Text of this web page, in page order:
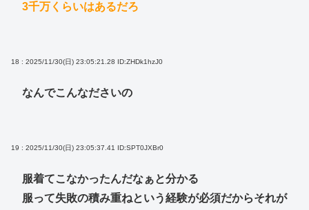
3千万くらいはあるだろ
18 : 2025/11/30(日) 23:05:21.28 ID:ZHDk1hzJ0
なんでこんなださいの
19 : 2025/11/30(日) 23:05:37.41 ID:SPT0JXBr0
服着てこなかったんだなぁと分かる
服って失敗の積み重ねという経験が必須だからそれが